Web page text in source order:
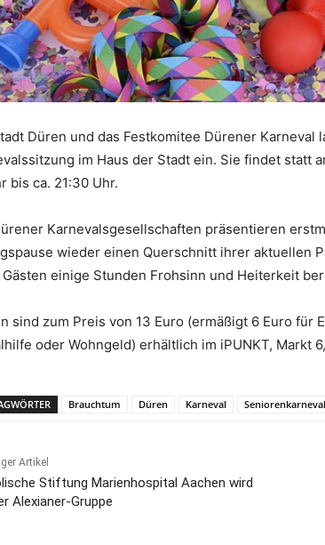
Düren und das Festkomitee Dürener
im Haus der Stadt ein. Sie findet statt
bis ca. 21:30 Uhr.
Karnevalsgesellschaften präsentieren
wieder einen Querschnitt ihrer aktuellen
einige Stunden Frohsinn und Heiterkeit
sind zum Preis von 13 Euro (ermäßigt 6 Euro für
oder Wohngeld) erhältlich im iPUNKT, Markt
Brauchtum Düren Karneval Seniorenkarneval
Artikel
Stiftung Marienhospital Aachen wird
Alexianer-Gruppe